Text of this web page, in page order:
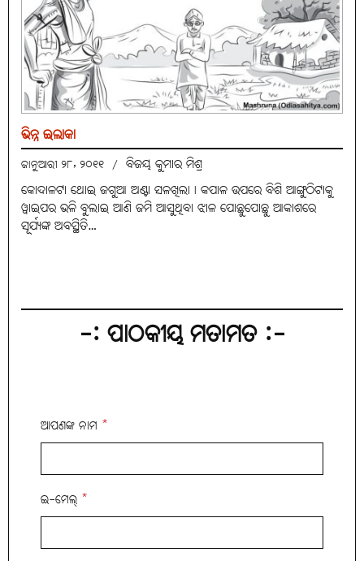
ଭିନ୍ନ ଇଲାକା
ଜାନୁଆରୀ ୨୮, ୨୦୧୧ / ବିଜୟ କୁମାର ମିଶ୍ର
କୋଦାଳଟା ଥୋଇ ଜଗୁଆ ଅଣ୍ଟା ସଳଖିଲା। କପାଳ ଉପରେ ବିଶି ଆଙ୍ଗୁଠିଟାକୁ
ୱାଇପର ଭଳି ବୁଲାଇ ଆଣି ଜମି ଆସୁଥିବା ଝାଳ ପୋଛୁପୋଛୁ ଆକାଶରେ
ସୂର୍ଯ୍ୟଙ୍କ ଅବସ୍ଥିତି…
-: ପାଠକୀୟ ମତାମତ :-
ଆପଣଙ୍କ ନାମ *
ଇ-ମେଲ୍ *